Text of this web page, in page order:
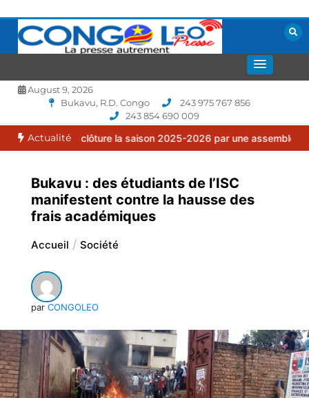
contenu
CONGOLEO
August 9, 2026
Bukavu, R.D. Congo
243 975 767 856
243 854 690 009
Actualité
clôture la saison 2025-2026 par une assemblée générale
Bukavu : des étudiants de l’ISC
manifestent contre la hausse des
frais académiques
Accueil Société
par CONGOLEO